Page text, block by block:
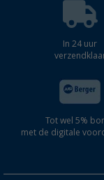
In 24 uur
Tot wel 5%
met de digitale